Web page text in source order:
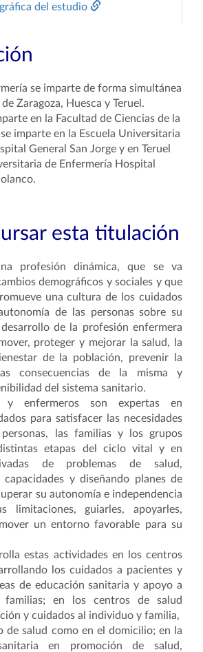
del estudio
se imparte de forma simultánea
Zaragoza, Huesca y Teruel.
en la Facultad de Ciencias de la
imparte en la Escuela Universitaria
General San Jorge y en Teruel
de Enfermería Hospital
esta titulación
profesión dinámica, que se va
demográficos y sociales y que
una cultura de los cuidados
de las personas sobre su
de la profesión enfermera
proteger y mejorar la salud, la
de la población, prevenir la
consecuencias de la misma y
del sistema sanitario.
y enfermeros son expertas en
para satisfacer las necesidades
las familias y los grupos
etapas del ciclo vital y en
de problemas de salud,
y diseñando planes de
su autonomía e independencia
limitaciones, guiarles, apoyarles,
un entorno favorable para su
estas actividades en los centros
los cuidados a pacientes y
de educación sanitaria y apoyo a
familias; en los centros de salud
y cuidados al individuo y familia,
de salud como en el domicilio; en la
en promoción de salud,